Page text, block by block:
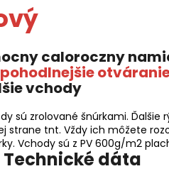
vchody
sú zrolované šnúrkami.
strane tnt. Vždy ich môžete
Vchody sú z PV 600g/m2
Technické dáta